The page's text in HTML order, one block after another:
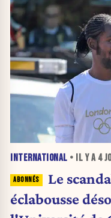
INTERNATIONAL • IL Y A 4
Le
éclabousse